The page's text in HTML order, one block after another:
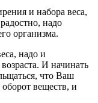
и набора веса,
надо
организма.
надо и
И начинать
что Ваш
веществ, и